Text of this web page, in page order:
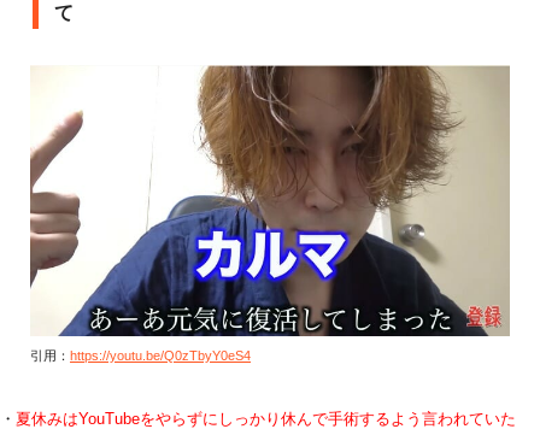
て
引用： https://youtu.be/Q0zTbyY0eS4
・ 夏休みはYouTubeをやらずにしっかり休んで手術するよう言われていた